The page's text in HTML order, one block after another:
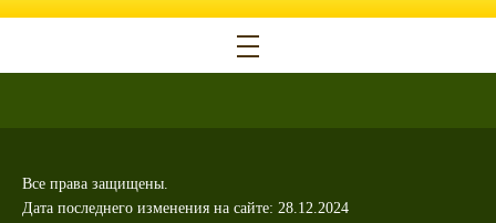
Все права защищены.
Дата последнего изменения на сайте: 28.12.2024